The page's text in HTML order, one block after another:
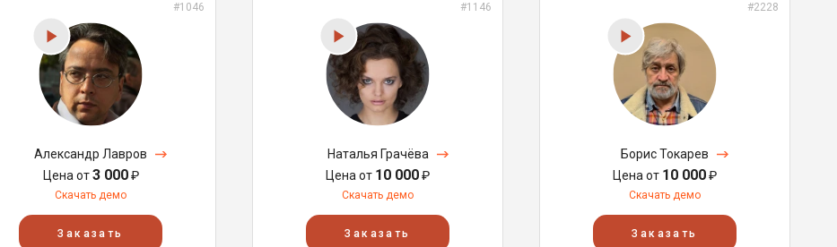
#1046
Александр Лавров
Цена от3 000₽
Скачать демо
Заказать
#1146
Наталья Грачёва
Цена от 10 000₽
Скачать демо
Заказать
#2228
Борис Токарев
Цена от 10 000₽
Скачать демо
Заказать